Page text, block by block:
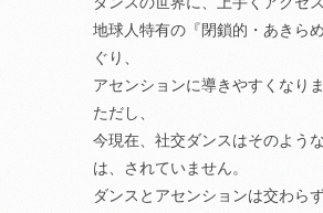
地球人特有の『閉鎖的・あきら
ぐり、
アセンションに導きやすくなりま
ただし、
今現在、社交ダンスはそのよう
は、されていません。
ダンスとアセンションは交わらず